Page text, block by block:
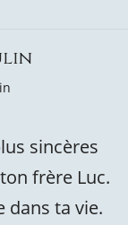
sincères
frère Luc.
dans ta vie.